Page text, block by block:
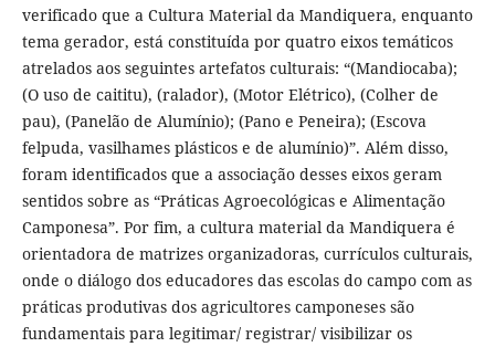
verificado que a Cultura Material da Mandiquera, enquanto
tema gerador, está constituída por quatro eixos temáticos
atrelados aos seguintes artefatos culturais: “(Mandiocaba);
(O uso de caititu), (ralador), (Motor Elétrico), (Colher de
pau), (Panelão de Alumínio); (Pano e Peneira); (Escova
felpuda, vasilhames plásticos e de alumínio)”. Além disso,
foram identificados que a associação desses eixos geram
sentidos sobre as “Práticas Agroecológicas e Alimentação
Camponesa”. Por fim, a cultura material da Mandiquera é
orientadora de matrizes organizadoras, currículos culturais,
onde o diálogo dos educadores das escolas do campo com as
práticas produtivas dos agricultores camponeses são
fundamentais para legitimar/ registrar/ visibilizar os